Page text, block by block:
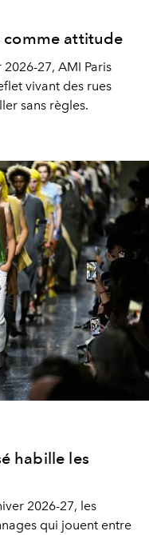
comme attitude
27, AMI Paris
vivant des rues
sans règles.
habille les
2026-27, les
qui jouent entre